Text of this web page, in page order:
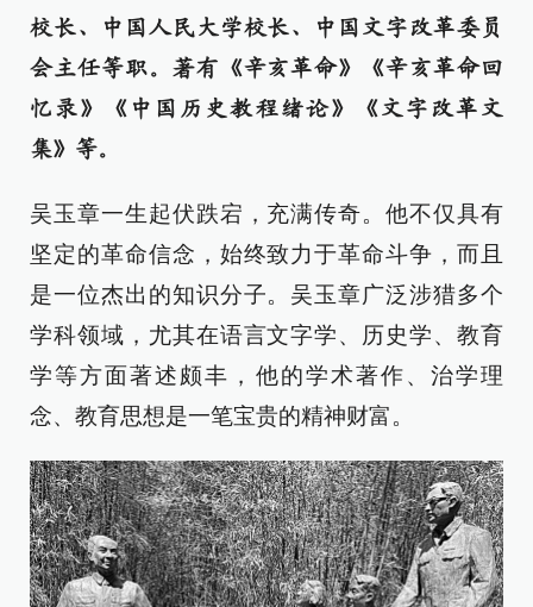
校长、中国人民大学校长、中国文字改革委员
会主任等职。著有《辛亥革命》《辛亥革命回
忆录》《中国历史教程绪论》《文字改革文
集》等。
吴玉章一生起伏跌宕，充满传奇。他不仅具有
坚定的革命信念，始终致力于革命斗争，而且
是一位杰出的知识分子。吴玉章广泛涉猎多个
学科领域，尤其在语言文字学、历史学、教育
学等方面著述颇丰，他的学术著作、治学理
念、教育思想是一笔宝贵的精神财富。